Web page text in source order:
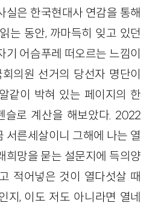
실은 한국현대사 연감을 통해
는 동안, 까마득히 잊고 있던
기 어슴푸레 떠오르는 느낌이
의원 선거의 당선자 명단이
같이 박혀 있는 페이지의 한
슬로 계산을 해보았다. 2022
서른세살이니 그해에 나는 열
희망을 묻는 설문지에 득의양
적어넣은 것이 열다섯살 때
지, 이도 저도 아니라면 열네